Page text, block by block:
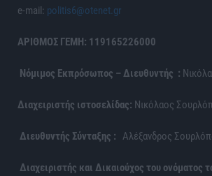
e-mail: politis6@otenet.gr
ΑΡΙΘΜΟΣ ΓΕΜΗ: 119165226000
Νόμιμος Εκπρόσωπος – Διευθυντής :
Διαχειριστής ιστοσελίδας: Νικόλαος
Διευθυντής Σύνταξης : Αλέξανδρος
Διαχειριστής και Δικαιούχος του ονόματος